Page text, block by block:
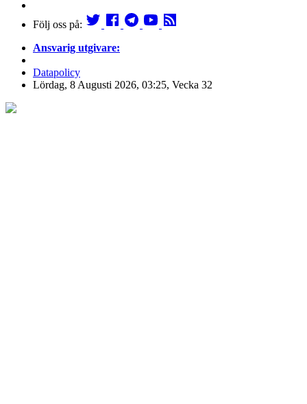
Följ oss på:
Ansvarig utgivare:
Datapolicy
Lördag, 8 Augusti 2026, 03:25, Vecka 32